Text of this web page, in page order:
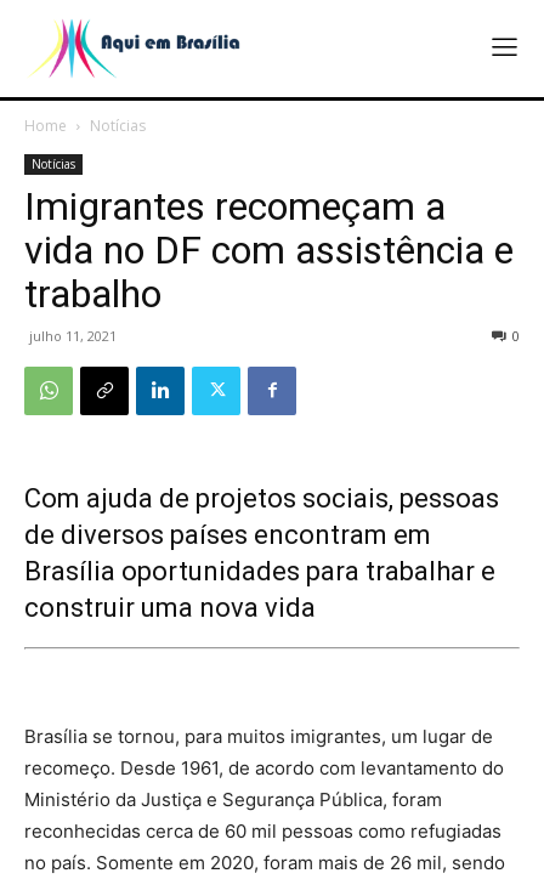
Home Notícias
Notícias
Imigrantes recomeçam a
vida no DF com assistência e
trabalho
julho 11, 2021 0
Com ajuda de projetos sociais, pessoas
de diversos países encontram em
Brasília oportunidades para trabalhar e
construir uma nova vida
Brasília se tornou, para muitos imigrantes, um lugar de
recomeço. Desde 1961, de acordo com levantamento do
Ministério da Justiça e Segurança Pública, foram
reconhecidas cerca de 60 mil pessoas como refugiadas
no país. Somente em 2020, foram mais de 26 mil, sendo